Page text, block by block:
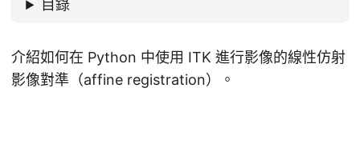
目錄
介紹如何在 Python 中使用 ITK 進行影像的線性仿射
影像對準（affine registration）。